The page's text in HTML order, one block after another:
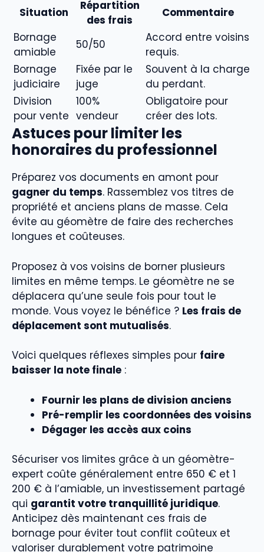
Situation
Répartition
des frais
Commentaire
Bornage
amiable
50/50
Accord entre voisins
requis.
Bornage
judiciaire
Fixée par le
juge
Souvent à la charge
du perdant.
Division
pour vente
100%
vendeur
Obligatoire pour
créer des lots.
Astuces pour limiter les
honoraires du professionnel
Préparez vos documents en amont pour
gagner du temps. Rassemblez vos titres de
propriété et anciens plans de masse. Cela
évite au géomètre de faire des recherches
longues et coûteuses.
Proposez à vos voisins de borner plusieurs
limites en même temps. Le géomètre ne se
déplacera qu’une seule fois pour tout le
monde. Vous voyez le bénéfice ? Les frais de
déplacement sont mutualisés.
Voici quelques réflexes simples pour faire
baisser la note finale :
Fournir les plans de division anciens
Pré-remplir les coordonnées des voisins
Dégager les accès aux coins
Sécuriser vos limites grâce à un géomètre-
expert coûte généralement entre 650 € et 1
200 € à l’amiable, un investissement partagé
qui garantit votre tranquillité juridique.
Anticipez dès maintenant ces frais de
bornage pour éviter tout conflit coûteux et
valoriser durablement votre patrimoine